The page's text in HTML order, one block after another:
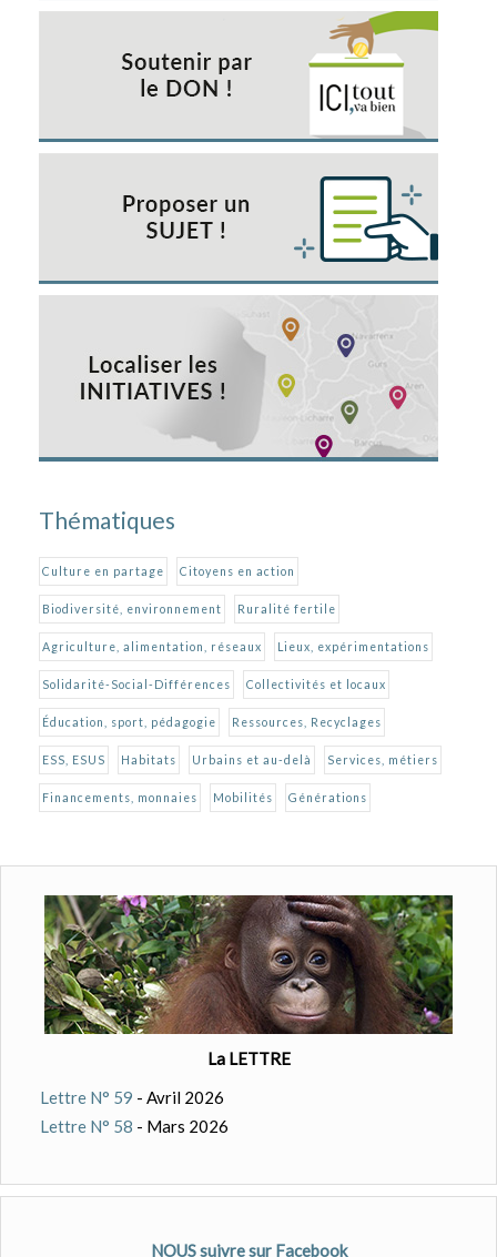
Thématiques
Culture en partage Citoyens en action
Biodiversité, environnement Ruralité fertile
Agriculture, alimentation, réseaux Lieux, expérimentations
Solidarité-Social-Différences Collectivités et locaux
Éducation, sport, pédagogie Ressources, Recyclages
ESS, ESUS Habitats Urbains et au-delà Services, métiers
Financements, monnaies Mobilités Générations
La LETTRE
Lettre N° 59 - Avril 2026
Lettre N° 58 - Mars 2026
NOUS suivre sur Facebook